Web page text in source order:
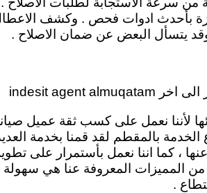
بأحدث ادوات فحص . وكشف
وقد يتسأل البعض عن ضمان الاصلاح .
لأننا نعمل على كسب ثقة عميل
الخدمة بالمقطم لقد قمنا بخدمة
، كما اننا نعمل بأستمرار على
المميزات المعروفة عنا هي
.